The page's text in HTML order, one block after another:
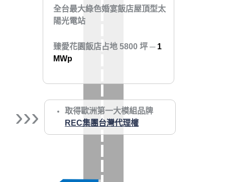
全台最大綠色婚宴飯店屋頂型太
陽光電站
臻愛花園飯店占地 5800 坪 ─ 1
MWp
›››
取得歐洲第一大模組品牌
REC集團台灣代理權